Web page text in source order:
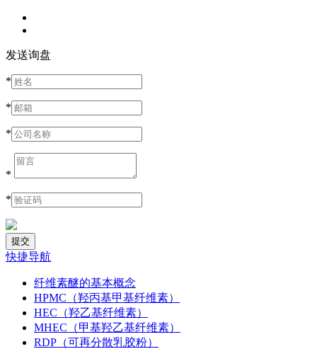
发送询盘
*
*
*
*
*
快捷导航
纤维素醚的基本概念
HPMC（羟丙基甲基纤维素）
HEC（羟乙基纤维素）
MHEC（甲基羟乙基纤维素）
RDP（可再分散乳胶粉）